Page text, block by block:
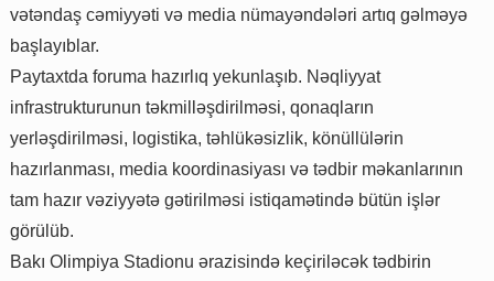
vətəndaş cəmiyyəti və media nümayəndələri artıq gəlməyə
başlayıblar.
Paytaxtda foruma hazırlıq yekunlaşıb. Nəqliyyat
infrastrukturunun təkmilləşdirilməsi, qonaqların
yerləşdirilməsi, logistika, təhlükəsizlik, könüllülərin
hazırlanması, media koordinasiyası və tədbir məkanlarının
tam hazır vəziyyətə gətirilməsi istiqamətində bütün işlər
görülüb.
Bakı Olimpiya Stadionu ərazisində keçiriləcək tədbirin